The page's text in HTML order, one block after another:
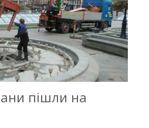
пішли на